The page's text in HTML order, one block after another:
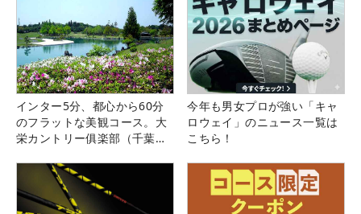
インター5分、都心から60分
のフラットな美観コース。大
栄カントリー俱楽部（千葉
今年も男女プロが強い「キャ
ロウェイ」のニュース一覧は
こちら！